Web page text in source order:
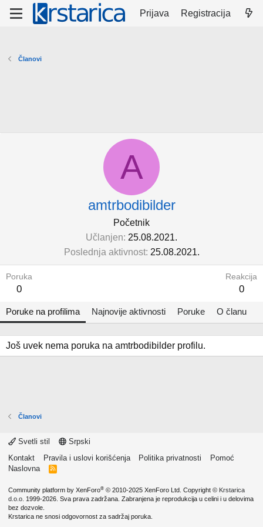
Prijava Registracija
Članovi
A
amtrbodibilder
Početnik
Učlanjen 25.08.2021.
Poslednja aktivnost 25.08.2021.
Poruka
0
Reakcija
0
Poruke na profilima Najnovije aktivnosti Poruke O članu
Još uvek nema poruka na amtrbodibilder profilu.
Članovi
Svetli stil
Srpski
Kontakt
Pravila i uslovi korišćenja Politika privatnosti
Pomoć
Naslovna
R
Community platform by XenForo® © 2010-2025 XenForo Ltd. Copyright © Krstarica
d.o.o. 1999-2026. Sva prava zadržana. Zabranjena je reprodukcija u celini i u delovima
bez dozvole.
Krstarica ne snosi odgovornost za sadržaj poruka.